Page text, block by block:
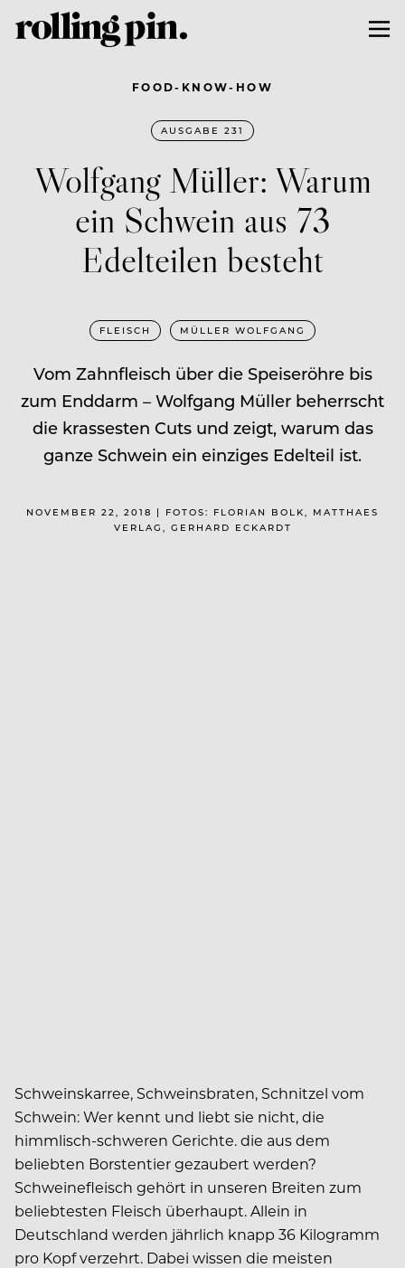
FOOD-KNOW-HOW
AUSGABE 231
Wolfgang Müller: Warum
ein Schwein aus 73
Edelteilen besteht
FLEISCH MÜLLER WOLFGANG
Vom Zahnfleisch über die Speiseröhre bis
zum Enddarm – Wolfgang Müller beherrscht
die krassesten Cuts und zeigt, warum das
ganze Schwein ein einziges Edelteil ist.
NOVEMBER 22, 2018 | FOTOS: FLORIAN BOLK, MATTHAES
VERLAG, GERHARD ECKARDT
Schweinskarree, Schweinsbraten, Schnitzel vom
Schwein: Wer kennt und liebt sie nicht, die
himmlisch-schweren Gerichte. die aus dem
beliebten Borstentier gezaubert werden?
Schweinefleisch gehört in unseren Breiten zum
beliebtesten Fleisch überhaupt. Allein in
Deutschland werden jährlich knapp 36 Kilogramm
pro Kopf verzehrt. Dabei wissen die meisten